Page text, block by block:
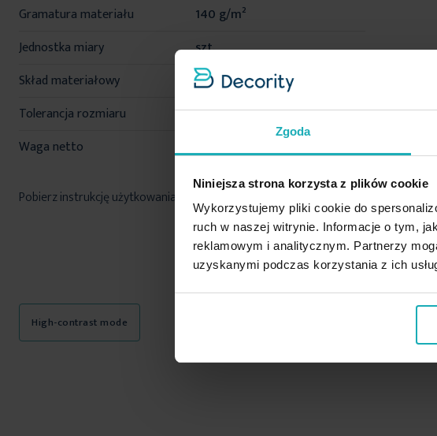
Zgoda
Niniejsza strona korzysta z plików cookie
Wykorzystujemy pliki cookie do
ruch w naszej witrynie. Informacje o tym,
reklamowym i analitycznym. Partnerzy
uzyskanymi podczas korzystania z ich
Gramatura materiału
140 g/m²
Jednostka miary
szt.
Skład materiałowy
100% poliester
Tolerancja rozmiaru
5%
Waga netto
Pobierz instrukcję użytkowania i bezpieczeństwa produktu
High-contrast mode